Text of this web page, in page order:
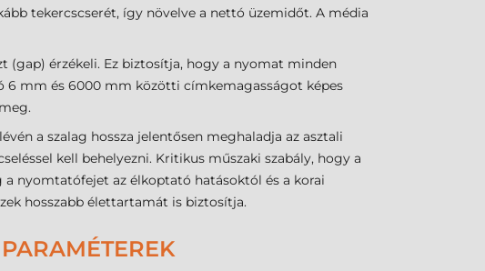
tekercscserét, így növelve a nettó üzemidőt. A média
érzékeli. Ez biztosítja, hogy a nyomat minden
mm és 6000 mm közötti címkemagasságot képes
a szalag hossza jelentősen meghaladja az asztali
kell behelyezni. Kritikus műszaki szabály, hogy a
nyomtatófejet az élkoptató hatásoktól és a korai
hosszabb élettartamát is biztosítja.